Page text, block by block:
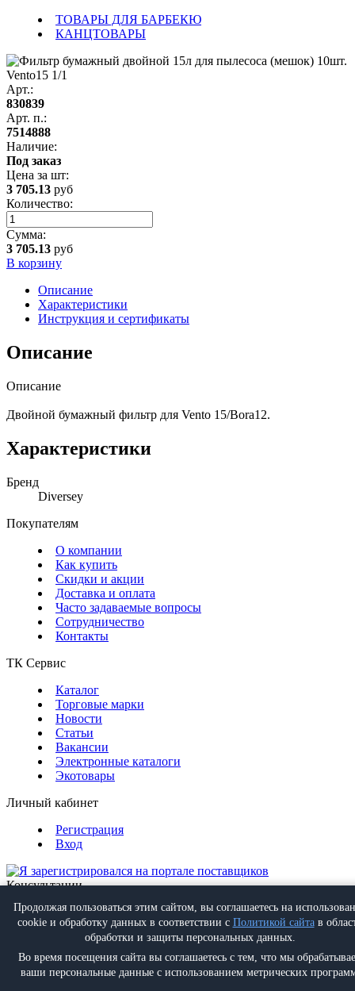
ТОВАРЫ ДЛЯ БАРБЕКЮ
КАНЦТОВАРЫ
Арт.:
830839
Арт. п.:
7514888
Наличие:
Под заказ
Цена за шт:
3 705.13 руб
Количество:
Сумма:
3 705.13 руб
В корзину
Описание
Характеристики
Инструкция и сертификаты
Описание
Описание
Двойной бумажный фильтр для Vento 15/Bora12.
Характеристики
Бренд
Diversey
Покупателям
О компании
Как купить
Скидки и акции
Доставка и оплата
Часто задаваемые вопросы
Сотрудничество
Контакты
ТК Сервис
Каталог
Торговые марки
Новости
Статьи
Вакансии
Электронные каталоги
Экотовары
Личный кабинет
Регистрация
Вход
Консультации
Позвонить +7 (495) 988-07-08
Написатьinfo@proff-comfort.ru
Продолжая пользоваться этим сайтом, вы соглашаетесь на
cookie и обработку данных в соответствии с Политикой сайтав
обработки и защиты персональных данных.
Во время посещения сайта вы соглашаетесь с тем, что мы
ваши персональные данные с использованием метрических